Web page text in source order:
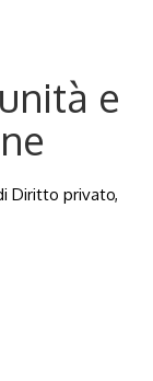
e
Diritto privato,